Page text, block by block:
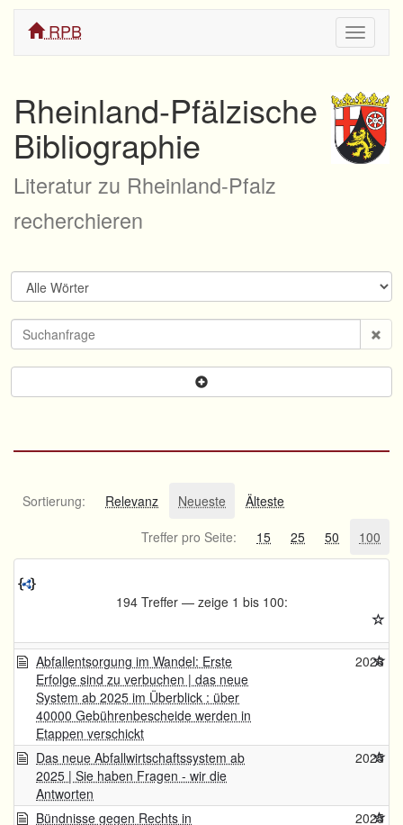
ein/
RPB
Rheinland-Pfälzische
Bibliographie
Literatur zu Rheinland-Pfalz
recherchieren
Sortierung: Relevanz Neueste
Älteste
Treffer pro Seite:
15 25 50 100
194 Treffer — zeige 1 bis 100:
Abfallentsorgung im Wandel: Erste
Erfolge sind zu verbuchen | das neue
System ab 2025 im Überblick : über
40000 Gebührenbescheide werden in
Etappen verschickt
2026
Das neue Abfallwirtschaftssystem ab
2025 | Sie haben Fragen - wir die
Antworten
2025
Bündnisse gegen Rechts in
2025